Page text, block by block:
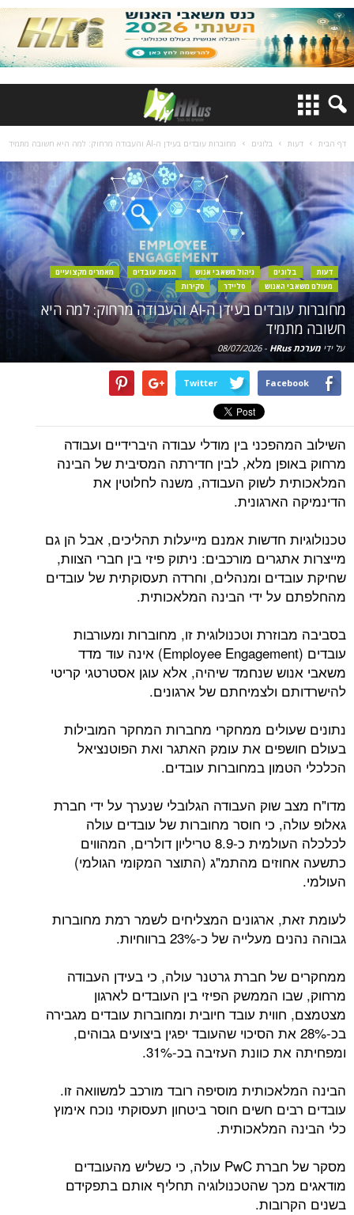
דף הבית דעות בלוגים מחוברות עובדים בעידן ה-AI והעבודה מרחוק: למה היא חשובה מתמיד
דעות בלוגים ניהול משאבי אנוש הנעת עובדים
מאמרים מקצועיים
מעולם משאבי האנוש
סליידר סקירות
מחוברות עובדים בעידן ה-AI והעבודה מרחוק: למה היא
חשובה מתמיד
על ידי מערכת HRus -
08/07/2026
Facebook
Twitter
השילוב המהפכני בין מודלי עבודה היברידיים ועבודה
מרחוק באופן מלא, לבין חדירתה המסיבית של הבינה
המלאכותית לשוק העבודה, משנה לחלוטין את
הדינמיקה הארגונית.
טכנולוגיות חדשות אמנם מייעלות תהליכים, אבל הן גם
מייצרות אתגרים מורכבים: ניתוק פיזי בין חברי הצוות,
שחיקת עובדים ומנהלים, וחרדה תעסוקתית של עובדים
מהחלפתם על ידי הבינה המלאכותית.
בסביבה מבוזרת וטכנולוגית זו, מחוברות ומעורבות
עובדים (Employee Engagement) אינה עוד מדד
משאבי אנוש שנחמד שיהיה, אלא עוגן אסטרטגי קריטי
להישרדותם ולצמיחתם של ארגונים.
נתונים שעולים ממחקרי מחברות המחקר המובילות
בעולם חושפים את עומק האתגר ואת הפוטנציאל
הכלכלי הטמון במחוברות עובדים.
מדו"ח מצב שוק העבודה הגלובלי שנערך על ידי חברת
גאלופ עולה, כי חוסר מחוברות של עובדים עולה
לכלכלה העולמית כ-8.9 טריליון דולרים, המהווים
כתשעה אחוזים מהתמ"ג (התוצר המקומי הגולמי)
העולמי.
לעומת זאת, ארגונים המצליחים לשמר רמת מחוברות
גבוהה נהנים מעלייה של כ-23% ברווחיות.
ממחקרים של חברת גרטנר עולה, כי בעידן העבודה
מרחוק, שבו הממשק הפיזי בין העובדים לארגון
מצטמצם, חווית עובד חיובית ומחוברות עובדים מגבירה
בכ-28% את הסיכוי שהעובד יפגין ביצועים גבוהים,
ומפחיתה את כוונת העזיבה בכ-31%.
הבינה המלאכותית מוסיפה רובד מורכב למשוואה זו.
עובדים רבים חשים חוסר ביטחון תעסוקתי נוכח אימוץ
כלי הבינה המלאכותית.
מסקר של חברת PwC עולה, כי כשליש מהעובדים
מודאגים מכך שהטכנולוגיה תחליף אותם בתפקידם
בשנים הקרובות.